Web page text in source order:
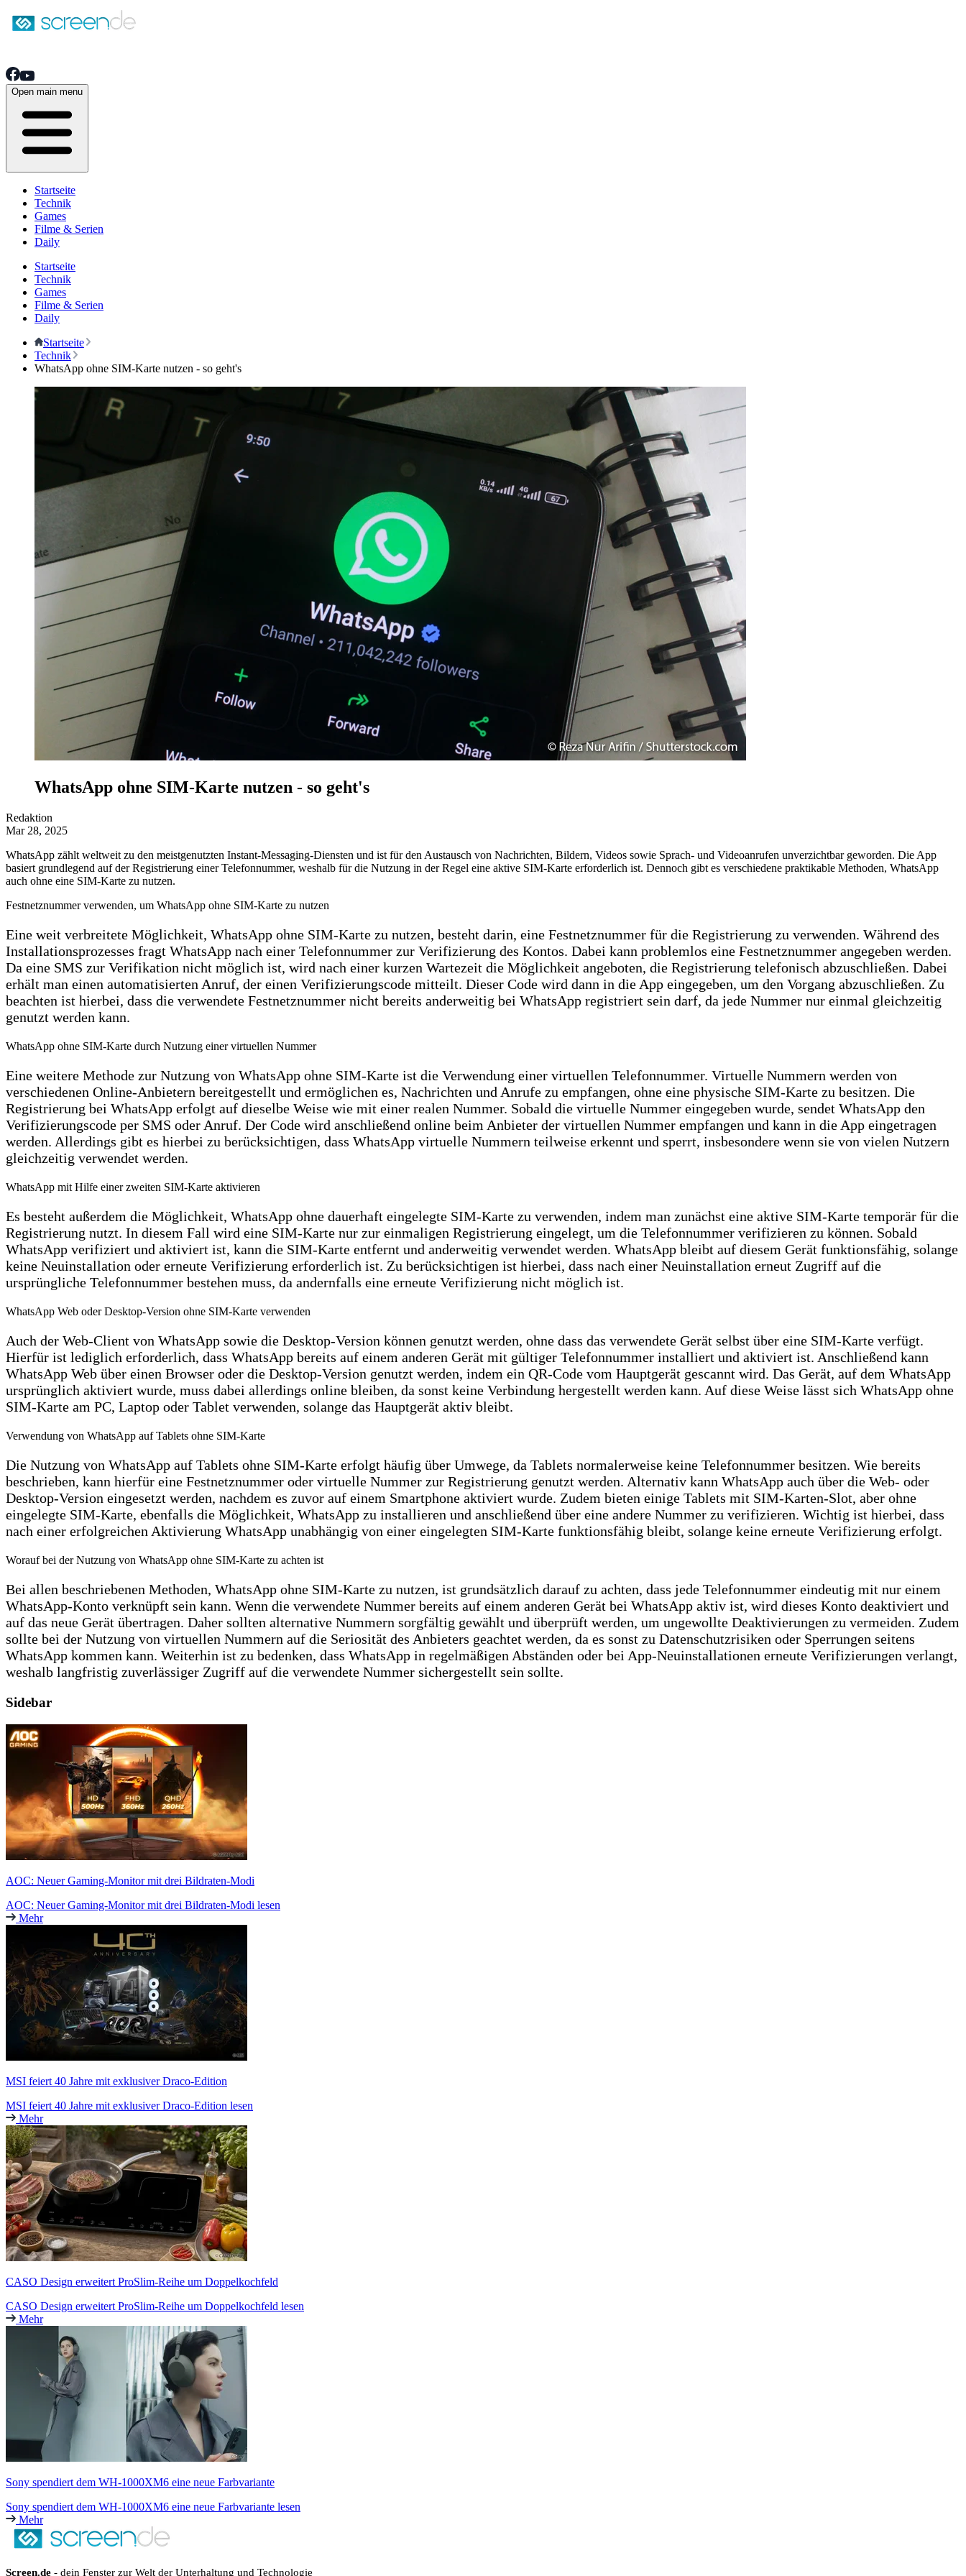
Open main menu
Startseite
Technik
Games
Filme & Serien
Daily
Startseite
Technik
Games
Filme & Serien
Daily
Startseite
Technik
WhatsApp ohne SIM-Karte nutzen - so geht's
WhatsApp ohne SIM-Karte nutzen - so geht's
Redaktion
Mar 28, 2025
WhatsApp zählt weltweit zu den meistgenutzten Instant-Messaging-Diensten und ist für den Austausch von Nachrichten, Bildern, Videos sowie Sprach- und Videoanrufen unverzichtbar geworden. Die App
basiert grundlegend auf der Registrierung einer Telefonnummer, weshalb für die Nutzung in der Regel eine aktive SIM-Karte erforderlich ist. Dennoch gibt es verschiedene praktikable Methoden, WhatsApp
auch ohne eine SIM-Karte zu nutzen.
Festnetznummer verwenden, um WhatsApp ohne SIM-Karte zu nutzen
Eine weit verbreitete Möglichkeit, WhatsApp ohne SIM-Karte zu nutzen, besteht darin, eine Festnetznummer für die Registrierung zu verwenden. Während des
Installationsprozesses fragt WhatsApp nach einer Telefonnummer zur Verifizierung des Kontos. Dabei kann problemlos eine Festnetznummer angegeben werden.
Da eine SMS zur Verifikation nicht möglich ist, wird nach einer kurzen Wartezeit die Möglichkeit angeboten, die Registrierung telefonisch abzuschließen. Dabei
erhält man einen automatisierten Anruf, der einen Verifizierungscode mitteilt. Dieser Code wird dann in die App eingegeben, um den Vorgang abzuschließen. Zu
beachten ist hierbei, dass die verwendete Festnetznummer nicht bereits anderweitig bei WhatsApp registriert sein darf, da jede Nummer nur einmal gleichzeitig
genutzt werden kann.
WhatsApp ohne SIM-Karte durch Nutzung einer virtuellen Nummer
Eine weitere Methode zur Nutzung von WhatsApp ohne SIM-Karte ist die Verwendung einer virtuellen Telefonnummer. Virtuelle Nummern werden von
verschiedenen Online-Anbietern bereitgestellt und ermöglichen es, Nachrichten und Anrufe zu empfangen, ohne eine physische SIM-Karte zu besitzen. Die
Registrierung bei WhatsApp erfolgt auf dieselbe Weise wie mit einer realen Nummer. Sobald die virtuelle Nummer eingegeben wurde, sendet WhatsApp den
Verifizierungscode per SMS oder Anruf. Der Code wird anschließend online beim Anbieter der virtuellen Nummer empfangen und kann in die App eingetragen
werden. Allerdings gibt es hierbei zu berücksichtigen, dass WhatsApp virtuelle Nummern teilweise erkennt und sperrt, insbesondere wenn sie von vielen Nutzern
gleichzeitig verwendet werden.
WhatsApp mit Hilfe einer zweiten SIM-Karte aktivieren
Es besteht außerdem die Möglichkeit, WhatsApp ohne dauerhaft eingelegte SIM-Karte zu verwenden, indem man zunächst eine aktive SIM-Karte temporär für die
Registrierung nutzt. In diesem Fall wird eine SIM-Karte nur zur einmaligen Registrierung eingelegt, um die Telefonnummer verifizieren zu können. Sobald
WhatsApp verifiziert und aktiviert ist, kann die SIM-Karte entfernt und anderweitig verwendet werden. WhatsApp bleibt auf diesem Gerät funktionsfähig, solange
keine Neuinstallation oder erneute Verifizierung erforderlich ist. Zu berücksichtigen ist hierbei, dass nach einer Neuinstallation erneut Zugriff auf die
ursprüngliche Telefonnummer bestehen muss, da andernfalls eine erneute Verifizierung nicht möglich ist.
WhatsApp Web oder Desktop-Version ohne SIM-Karte verwenden
Auch der Web-Client von WhatsApp sowie die Desktop-Version können genutzt werden, ohne dass das verwendete Gerät selbst über eine SIM-Karte verfügt.
Hierfür ist lediglich erforderlich, dass WhatsApp bereits auf einem anderen Gerät mit gültiger Telefonnummer installiert und aktiviert ist. Anschließend kann
WhatsApp Web über einen Browser oder die Desktop-Version genutzt werden, indem ein QR-Code vom Hauptgerät gescannt wird. Das Gerät, auf dem WhatsApp
ursprünglich aktiviert wurde, muss dabei allerdings online bleiben, da sonst keine Verbindung hergestellt werden kann. Auf diese Weise lässt sich WhatsApp ohne
SIM-Karte am PC, Laptop oder Tablet verwenden, solange das Hauptgerät aktiv bleibt.
Verwendung von WhatsApp auf Tablets ohne SIM-Karte
Die Nutzung von WhatsApp auf Tablets ohne SIM-Karte erfolgt häufig über Umwege, da Tablets normalerweise keine Telefonnummer besitzen. Wie bereits
beschrieben, kann hierfür eine Festnetznummer oder virtuelle Nummer zur Registrierung genutzt werden. Alternativ kann WhatsApp auch über die Web- oder
Desktop-Version eingesetzt werden, nachdem es zuvor auf einem Smartphone aktiviert wurde. Zudem bieten einige Tablets mit SIM-Karten-Slot, aber ohne
eingelegte SIM-Karte, ebenfalls die Möglichkeit, WhatsApp zu installieren und anschließend über eine andere Nummer zu verifizieren. Wichtig ist hierbei, dass
nach einer erfolgreichen Aktivierung WhatsApp unabhängig von einer eingelegten SIM-Karte funktionsfähig bleibt, solange keine erneute Verifizierung erfolgt.
Worauf bei der Nutzung von WhatsApp ohne SIM-Karte zu achten ist
Bei allen beschriebenen Methoden, WhatsApp ohne SIM-Karte zu nutzen, ist grundsätzlich darauf zu achten, dass jede Telefonnummer eindeutig mit nur einem
WhatsApp-Konto verknüpft sein kann. Wenn die verwendete Nummer bereits auf einem anderen Gerät bei WhatsApp aktiv ist, wird dieses Konto deaktiviert und
auf das neue Gerät übertragen. Daher sollten alternative Nummern sorgfältig gewählt und überprüft werden, um ungewollte Deaktivierungen zu vermeiden. Zudem
sollte bei der Nutzung von virtuellen Nummern auf die Seriosität des Anbieters geachtet werden, da es sonst zu Datenschutzrisiken oder Sperrungen seitens
WhatsApp kommen kann. Weiterhin ist zu bedenken, dass WhatsApp in regelmäßigen Abständen oder bei App-Neuinstallationen erneute Verifizierungen verlangt,
weshalb langfristig zuverlässiger Zugriff auf die verwendete Nummer sichergestellt sein sollte.
Sidebar
AOC: Neuer Gaming-Monitor mit drei Bildraten-Modi
AOC: Neuer Gaming-Monitor mit drei Bildraten-Modi lesen
Mehr
MSI feiert 40 Jahre mit exklusiver Draco-Edition
MSI feiert 40 Jahre mit exklusiver Draco-Edition lesen
Mehr
CASO Design erweitert ProSlim-Reihe um Doppelkochfeld
CASO Design erweitert ProSlim-Reihe um Doppelkochfeld lesen
Mehr
Sony spendiert dem WH-1000XM6 eine neue Farbvariante
Sony spendiert dem WH-1000XM6 eine neue Farbvariante lesen
Mehr
Screen.de - dein Fenster zur Welt der Unterhaltung und Technologie